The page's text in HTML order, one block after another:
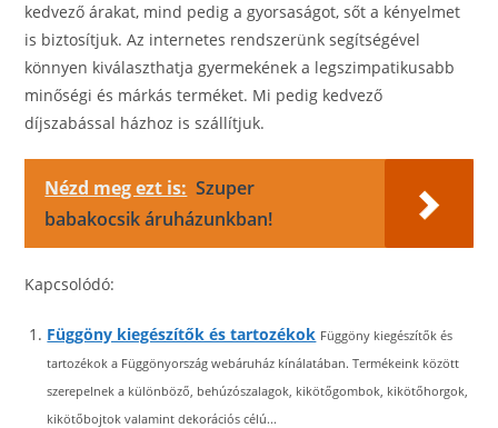
kedvező árakat, mind pedig a gyorsaságot, sőt a kényelmet
is biztosítjuk. Az internetes rendszerünk segítségével
könnyen kiválaszthatja gyermekének a legszimpatikusabb
minőségi és márkás terméket. Mi pedig kedvező
díjszabással házhoz is szállítjuk.
Nézd meg ezt is: Szuper
babakocsik áruházunkban!
Kapcsolódó:
Függöny kiegészítők és tartozékok Függöny kiegészítők és
tartozékok a Függönyország webáruház kínálatában. Termékeink között
szerepelnek a különböző, behúzószalagok, kikötőgombok, kikötőhorgok,
kikötőbojtok valamint dekorációs célú...